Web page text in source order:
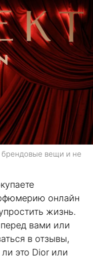
брендовые вещи и не
онлайн
жизнь.
вами или
в отзывы,
это Dior или